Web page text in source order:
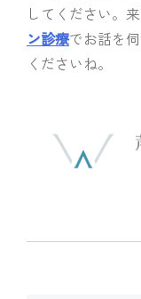
してください。
ン診療でお話を
くださいね。